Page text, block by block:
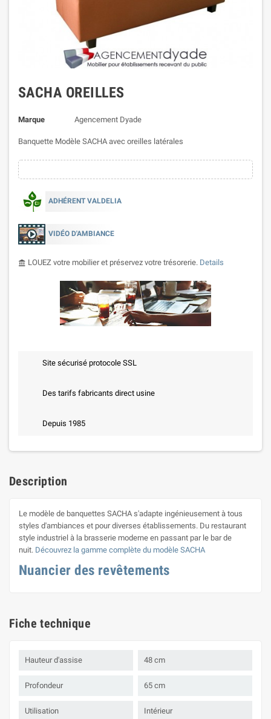
SACHA OREILLES
Marque Agencement Dyade
Banquette Modèle SACHA avec oreilles latérales
ADHÉRENT VALDELIA
VIDÉO D'AMBIANCE
account_balance LOUEZ votre mobilier et préservez votre trésorerie. Details
Site sécurisé protocole SSL
Des tarifs fabricants direct usine
Depuis 1985
Description
Le modèle de banquettes SACHA s'adapte ingénieusement à tous
styles d'ambiances et pour diverses établissements. Du restaurant
style industriel à la brasserie moderne en passant par le bar de
nuit. Découvrez la gamme complète du modèle SACHA
Nuancier des revêtements
Fiche technique
Hauteur d'assise 48 cm
Profondeur 65 cm
Utilisation Intérieur